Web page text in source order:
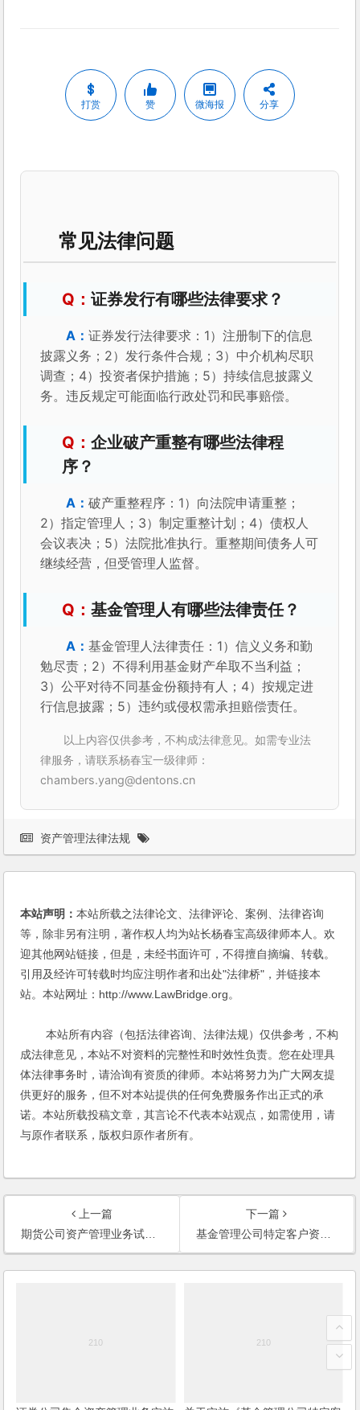
打赏 赞 微海报 分享
常见法律问题
证券发行有哪些法律要求？
证券发行法律要求：1）注册制下的信息
披露义务；2）发行条件合规；3）中介机构尽职
调查；4）投资者保护措施；5）持续信息披露义
务。违反规定可能面临行政处罚和民事赔偿。
企业破产重整有哪些法律程
序？
破产重整程序：1）向法院申请重整；
2）指定管理人；3）制定重整计划；4）债权人
会议表决；5）法院批准执行。重整期间债务人可
继续经营，但受管理人监督。
基金管理人有哪些法律责任？
基金管理人法律责任：1）信义义务和勤
勉尽责；2）不得利用基金财产牟取不当利益；
3）公平对待不同基金份额持有人；4）按规定进
行信息披露；5）违约或侵权需承担赔偿责任。
以上内容仅供参考，不构成法律意见。如需专业法
律服务，请联系杨春宝一级律师：
chambers.yang@dentons.cn
资产管理法律法规
本站声明：本站所载之法律论文、法律评论、案例、法律咨询
等，除非另有注明，著作权人均为站长杨春宝高级律师本人。欢
迎其他网站链接，但是，未经书面许可，不得擅自摘编、转载。
引用及经许可转载时均应注明作者和出处"法律桥"，并链接本
站。本站网址：http://www.LawBridge.org。
本站所有内容（包括法律咨询、法律法规）仅供参考，不构
成法律意见，本站不对资料的完整性和时效性负责。您在处理具
体法律事务时，请洽询有资质的律师。本站将努力为广大网友提
供更好的服务，但不对本站提供的任何免费服务作出正式的承
诺。本站所载投稿文章，其言论不代表本站观点，如需使用，请
与原作者联系，版权归原作者所有。
上一篇
期货公司资产管理业务试点办法
下一篇
基金管理公司特定客户资产管理业务试点办法